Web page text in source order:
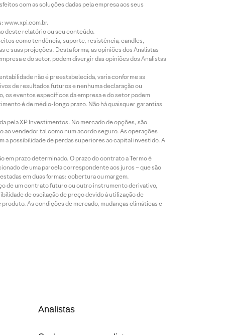
com as soluções dadas pela empresa aos seus
www.xpi.com.br.
deste relatório ou seu conteúdo.
como tendência, suporte, resistência, candles,
e suas projeções. Desta forma, as opiniões dos Analistas
e do setor, podem divergir das opiniões dos Analistas
não é preestabelecida, varia conforme as
de resultados futuros e nenhuma declaração ou
os eventos específicos da empresa e do setor podem
é de médio-longo prazo. Não há quaisquer garantias
pela XP Investimentos. No mercado de opções, são
vendedor tal como num acordo seguro. As operações
possibilidade de perdas superiores ao capital investido. A
em prazo determinado. O prazo do contrato a Termo é
de uma parcela correspondente aos juros – que são
em duas formas: cobertura ou margem.
de um contrato futuro ou outro instrumento derivativo,
de oscilação de preço devido à utilização de
As condições de mercado, mudanças climáticas e
Analistas